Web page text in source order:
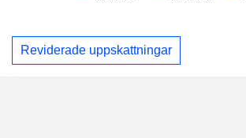
Reviderade uppskattningar